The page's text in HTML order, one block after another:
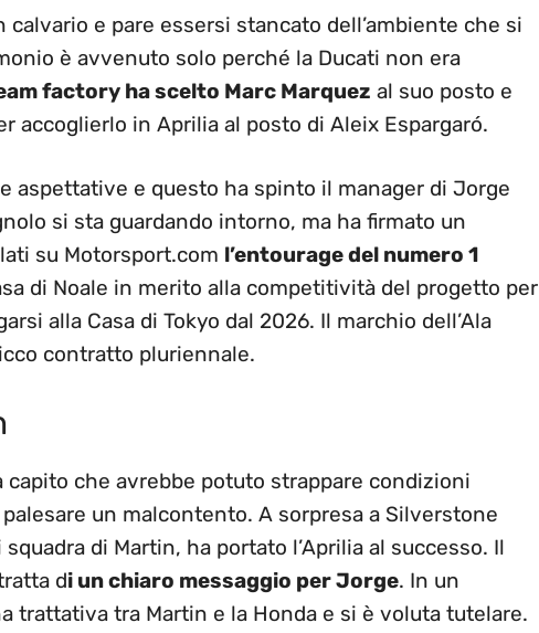
e pare essersi stancato dell’ambiente che si
è avvenuto solo perché la Ducati non era
factory ha scelto Marc Marquez al suo posto e
accoglierlo in Aprilia al posto di Aleix Espargaró.
aspettative e questo ha spinto il manager di Jorge
si sta guardando intorno, ma ha firmato un
su Motorsport.com l’entourage del numero 1
di Noale in merito alla competitività del progetto per
alla Casa di Tokyo dal 2026. Il marchio dell’Ala
contratto pluriennale.
capito che avrebbe potuto strappare condizioni
un malcontento. A sorpresa a Silverstone
di Martin, ha portato l’Aprilia al successo. Il
di un chiaro messaggio per Jorge. In un
trattativa tra Martin e la Honda e si è voluta tutelare.